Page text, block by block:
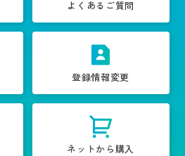
よくあるご質問
登録情報変更
ネットから購入